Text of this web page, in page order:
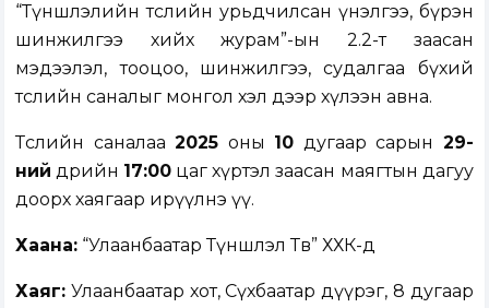
“Түншлэлийн төслийн урьдчилсан үнэлгээ, бүрэн
шинжилгээ хийх журам”-ын 2.2-т заасан
мэдээлэл, тооцоо, шинжилгээ, судалгаа бүхий
төслийн саналыг монгол хэл дээр хүлээн авна.
Төслийн саналаа2025 оны 10 дугаар сарын 29-
ний өдрийн 17:00 цаг хүртэл заасан маягтын дагуу
доорх хаягаар ирүүлнэ үү.
Хаана: “Улаанбаатар Түншлэл Төв” ХХК-д
Хаяг: Улаанбаатар хот, Сүхбаатар дүүрэг, 8 дугаар